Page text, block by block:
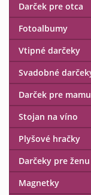
Darček pre otca
Fotoalbumy
Vtipné darčeky
Svadobné
Darček pre mamu
Stojan na víno
Plyšové hračky
Darčeky pre ženu
Magnetky